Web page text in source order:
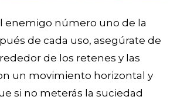
enemigo número uno de la
de cada uso, asegúrate de
de los retenes y las
un movimiento horizontal y
si no meterás la suciedad